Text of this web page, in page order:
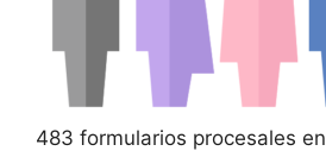
483 formularios procesales en